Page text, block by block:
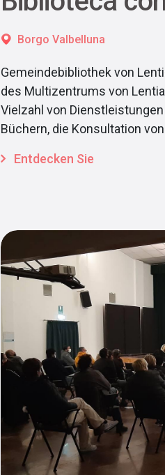
Borgo Valbelluna
Gemeindebibliothek von
des Multizentrums von
Vielzahl von
Büchern, die Konsultation
Entdecken Sie